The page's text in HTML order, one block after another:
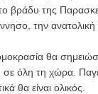
βράδυ της
την ανατολική
θα
σε όλη τη χώρα.
θα είναι ολικός.